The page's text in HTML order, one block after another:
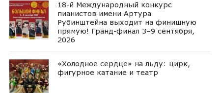
18-й Международный конкурс
пианистов имени Артура
Рубинштейна выходит на финишную
прямую! Гранд-финал 3–9 сентября,
2026
«Холодное сердце» на льду: цирк,
фигурное катание и театр